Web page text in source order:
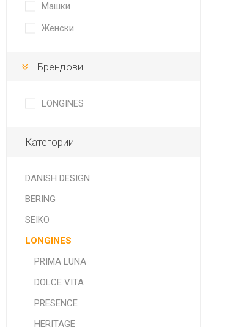
Машки
Женски
Брендови
LONGINES
Категории
DANISH DESIGN
BERING
SEIKO
LONGINES
PRIMA LUNA
DOLCE VITA
PRESENCE
HERITAGE